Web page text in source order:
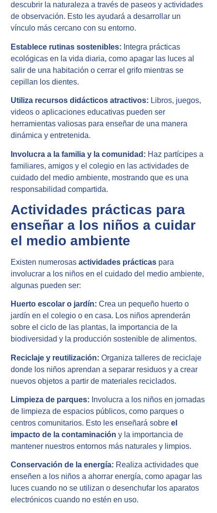
descubrir la naturaleza a través de paseos y actividades
de observación. Esto les ayudará a desarrollar un
vínculo más cercano con su entorno.
Establece rutinas sostenibles: Integra prácticas
ecológicas en la vida diaria, como apagar las luces al
salir de una habitación o cerrar el grifo mientras se
cepillan los dientes.
Utiliza recursos didácticos atractivos: Libros, juegos,
videos o aplicaciones educativas pueden ser
herramientas valiosas para enseñar de una manera
dinámica y entretenida.
Involucra a la familia y la comunidad: Haz partícipes a
familiares, amigos y el colegio en las actividades de
cuidado del medio ambiente, mostrando que es una
responsabilidad compartida.
Actividades prácticas para
enseñar a los niños a cuidar
el medio ambiente
Existen numerosas actividades prácticas para
involucrar a los niños en el cuidado del medio ambiente,
algunas pueden ser:
Huerto escolar o jardín: Crea un pequeño huerto o
jardín en el colegio o en casa. Los niños aprenderán
sobre el ciclo de las plantas, la importancia de la
biodiversidad y la producción sostenible de alimentos.
Reciclaje y reutilización: Organiza talleres de reciclaje
donde los niños aprendan a separar residuos y a crear
nuevos objetos a partir de materiales reciclados.
Limpieza de parques: Involucra a los niños en jornadas
de limpieza de espacios públicos, como parques o
centros comunitarios. Esto les enseñará sobreel
impacto de la contaminación y la importancia de
mantener nuestros entornos más naturales y limpios.
Conservación de la energía: Realiza actividades que
enseñen a los niños a ahorrar energía, como apagar las
luces cuando no se utilizan o desenchufar los aparatos
electrónicos cuando no estén en uso.